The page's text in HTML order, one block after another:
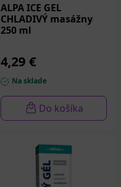
ALPA ICE GEL
CHLADIVÝ masážny
250 ml
4,29 €
Na sklade
Do košíka